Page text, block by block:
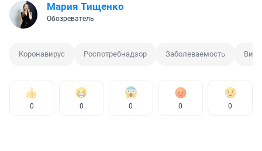
Мария Тищенко
Обозреватель
Коронавирус Роспотребнадзор Заболеваемость
0 0 0 0 0